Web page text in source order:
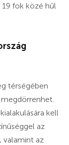
fok közé hűl
térségében
kell
az
valamint az